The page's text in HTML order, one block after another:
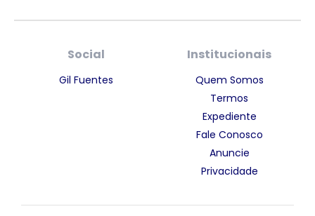
Social
Gil Fuentes
Institucionais
Quem Somos
Termos
Expediente
Fale Conosco
Anuncie
Privacidade